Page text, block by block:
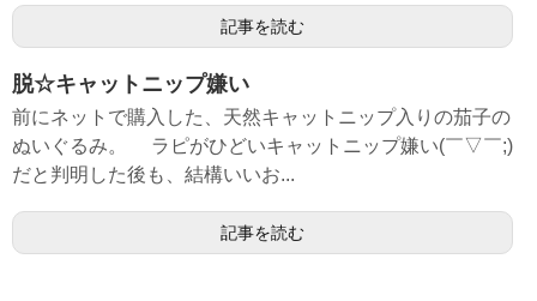
記事を読む
脱☆キャットニップ嫌い
前にネットで購入した、天然キャットニップ入りの茄子の
ぬいぐるみ。 ラピがひどいキャットニップ嫌い(￣▽￣;)
だと判明した後も、結構いいお...
記事を読む